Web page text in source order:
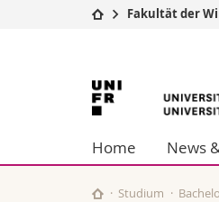
Studium
Campus
Universität
Weiterbildung
Fakultät der
Freiburg
Home News
Studium